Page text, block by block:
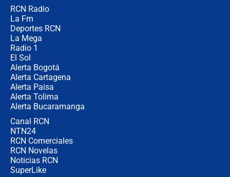
RCN Radio
La Fm
Deportes RCN
La Mega
Radio 1
El Sol
Alerta Bogotá
Alerta Cartagena
Alerta Paisa
Alerta Tolima
Alerta Bucaramanga
Canal RCN
NTN24
RCN Comerciales
RCN Novelas
Noticias RCN
SuperLike